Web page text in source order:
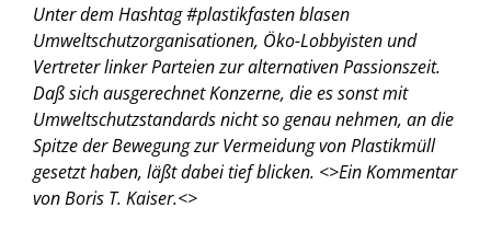
Unter dem Hashtag #plastikfasten blasen
Umweltschutzorganisationen, Öko-Lobbyisten und
Vertreter linker Parteien zur alternativen Passionszeit.
Daß sich ausgerechnet Konzerne, die es sonst mit
Umweltschutzstandards nicht so genau nehmen, an die
Spitze der Bewegung zur Vermeidung von Plastikmüll
gesetzt haben, läßt dabei tief blicken. <>Ein Kommentar
von Boris T. Kaiser.<>